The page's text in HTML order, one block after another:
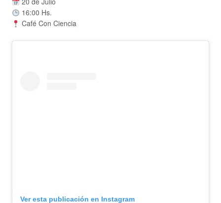
16:00 Hs.
Café Con Ciencia
Ver esta publicación en Instagram